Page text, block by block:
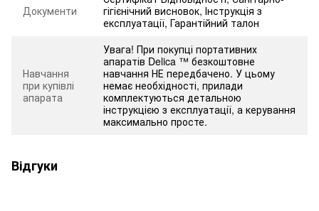
Документи
гігієнічний висновок, Інструкція з
експлуатації, Гарантійний талон
Навчання
при купівлі
апарата
Увага! При покупці портативних
апаратів Delica ™ безкоштовне
навчання НЕ передбачено. У цьому
немає необхідності, прилади
комплектуються детальною
інструкцією з експлуатації, а керування
максимально просте.
Відгуки